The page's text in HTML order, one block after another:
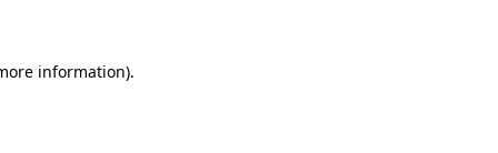
information).